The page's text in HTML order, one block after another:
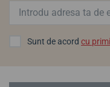
Sunt de acord cu